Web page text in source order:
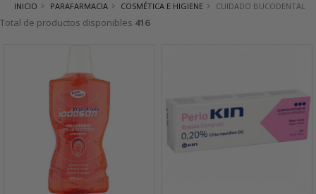
INICIO PARAFARMACIA COSMÉTICA E HIGIENE CUIDADO BUCODENTAL
Total de productos disponibles 416